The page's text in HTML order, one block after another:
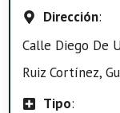
Dirección:
Calle Diego De
Ruiz Cortínez,
Tipo: